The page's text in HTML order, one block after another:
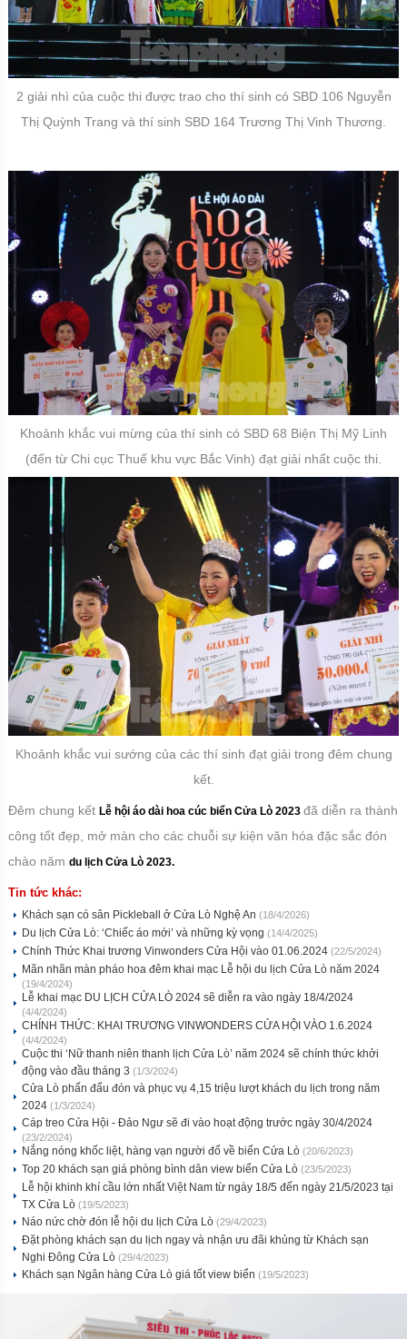
2 giải nhì của cuộc thi được trao cho thí sinh có SBD 106 Nguyễn
Thị Quỳnh Trang và thí sinh SBD 164 Trương Thị Vinh Thương.
Khoảnh khắc vui mừng của thí sinh có SBD 68 Biện Thị Mỹ Linh
(đến từ Chi cục Thuế khu vực Bắc Vinh) đạt giải nhất cuộc thi.
Khoảnh khắc vui sướng của các thí sinh đạt giải trong đêm chung
kết.
Đêm chung kết Lễ hội áo dài hoa cúc biển Cửa Lò 2023 đã diễn ra thành
công tốt đẹp, mở màn cho các chuỗi sự kiện văn hóa đặc sắc đón
chào năm du lịch Cửa Lò 2023.
Tin tức khác:
Khách sạn có sân Pickleball ở Cửa Lò Nghệ An (18/4/2026)
Du lịch Cửa Lò: ‘Chiếc áo mới’ và những kỳ vọng (14/4/2025)
Chính Thức Khai trương Vinwonders Cửa Hội vào 01.06.2024 (22/5/2024)
Mãn nhãn màn pháo hoa đêm khai mạc Lễ hội du lịch Cửa Lò năm 2024
(19/4/2024)
Lễ khai mạc DU LỊCH CỬA LÒ 2024 sẽ diễn ra vào ngày 18/4/2024
(4/4/2024)
CHÍNH THỨC: KHAI TRƯƠNG VINWONDERS CỬA HỘI VÀO 1.6.2024
(4/4/2024)
Cuộc thi ‘Nữ thanh niên thanh lịch Cửa Lò’ năm 2024 sẽ chính thức khởi
động vào đầu tháng 3 (1/3/2024)
Cửa Lò phấn đấu đón và phục vụ 4,15 triệu lượt khách du lịch trong năm
2024 (1/3/2024)
Cáp treo Cửa Hội - Đảo Ngư sẽ đi vào hoạt động trước ngày 30/4/2024
(23/2/2024)
Nắng nóng khốc liệt, hàng vạn người đổ về biển Cửa Lò (20/6/2023)
Top 20 khách sạn giá phòng bình dân view biển Cửa Lò (23/5/2023)
Lễ hội khinh khí cầu lớn nhất Việt Nam từ ngày 18/5 đến ngày 21/5/2023 tại
TX Cửa Lò (19/5/2023)
Náo nức chờ đón lễ hội du lịch Cửa Lò (29/4/2023)
Đặt phòng khách sạn du lịch ngay và nhận ưu đãi khủng từ Khách sạn
Nghi Đông Cửa Lò (29/4/2023)
Khách sạn Ngân hàng Cửa Lò giá tốt view biển (19/5/2023)